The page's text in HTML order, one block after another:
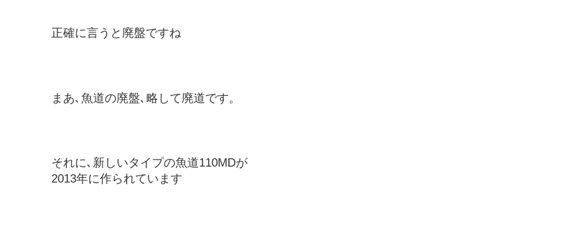
正確に言うと廃盤ですね
まあ､魚道の廃盤､略して廃道です。
それに､新しいタイプの魚道110MDが
2013年に作られています